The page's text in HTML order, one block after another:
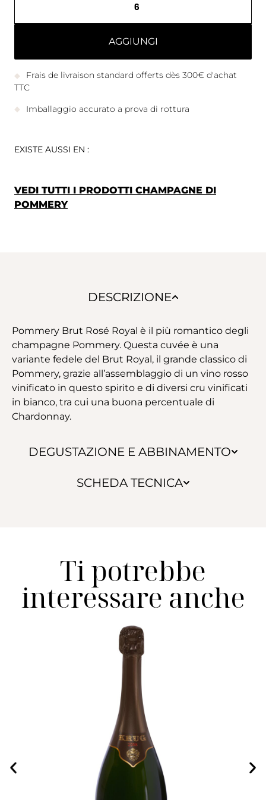
AGGIUNGI
Frais de livraison standard offerts dès 300€ d'achat
TTC
Imballaggio accurato a prova di rottura
EXISTE AUSSI EN :
VEDI TUTTI I PRODOTTI CHAMPAGNE DI
POMMERY
DESCRIZIONE
DEGUSTAZIONE E ABBINAMENTO
SCHEDA TECNICA
Pommery Brut Rosé Royal è il più romantico degli
champagne Pommery. Questa cuvée è una
variante fedele del Brut Royal, il grande classico di
Pommery, grazie all’assemblaggio di un vino rosso
vinificato in questo spirito e di diversi cru vinificati
in bianco, tra cui una buona percentuale di
Chardonnay.
Ti potrebbe
interessare anche